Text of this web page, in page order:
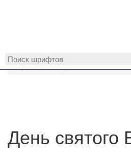
MyFonts.ru
День святого